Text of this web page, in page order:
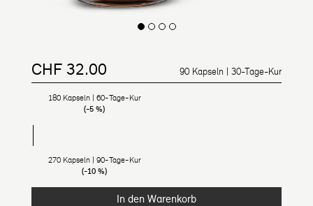
Regulärer Preis
Ermäßigter Preis
CHF 32.00 90 Kapseln | 30-Tage-Kur
180 Kapseln | 60-Tage-Kur
(-5 %)
270 Kapseln | 90-Tage-Kur
(-10 %)
In den Warenkorb